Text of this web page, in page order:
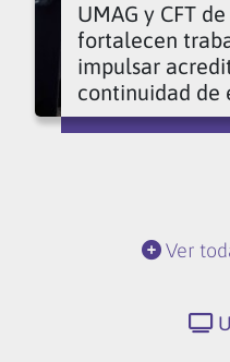
UMAG y CFT
fortalecen
impulsar
continuidad de
Ver